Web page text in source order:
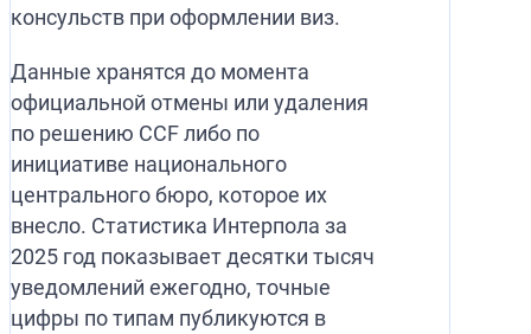
консульств при оформлении виз.
Данные хранятся до момента
официальной отмены или удаления
по решению CCF либо по
инициативе национального
центрального бюро, которое их
внесло. Статистика Интерпола за
2025 год показывает десятки тысяч
уведомлений ежегодно, точные
цифры по типам публикуются в